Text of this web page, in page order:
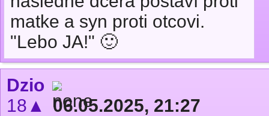
matke a syn proti otcovi.
"Lebo JA!" 🙂
Dzio
18▲
06.05.2025, 21:27